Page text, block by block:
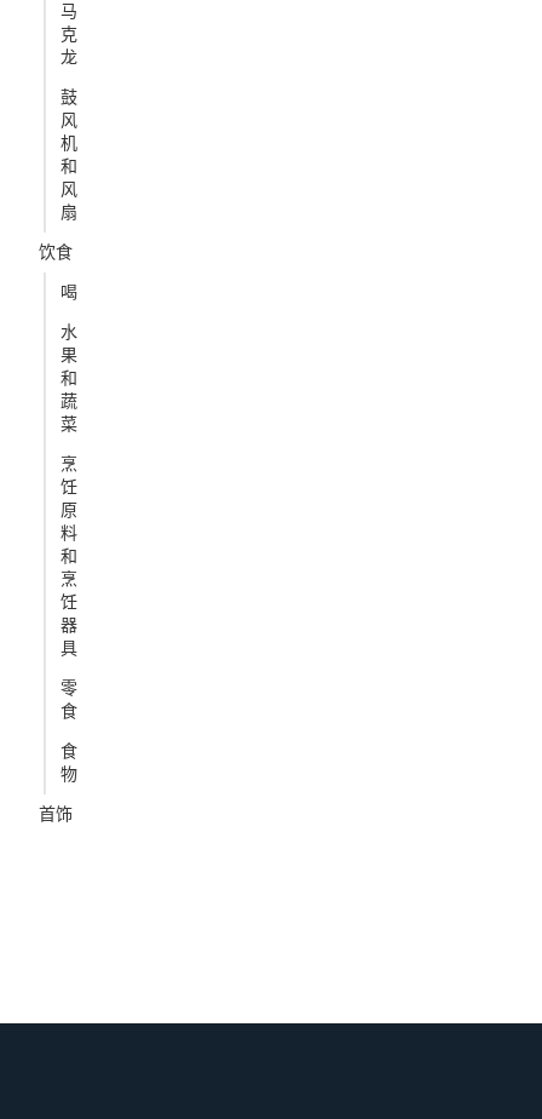
马
克
龙
鼓
风
机
和
风
扇
饮食
喝
水
果
和
蔬
菜
烹
饪
原
料
和
烹
饪
器
具
零
食
食
物
首饰